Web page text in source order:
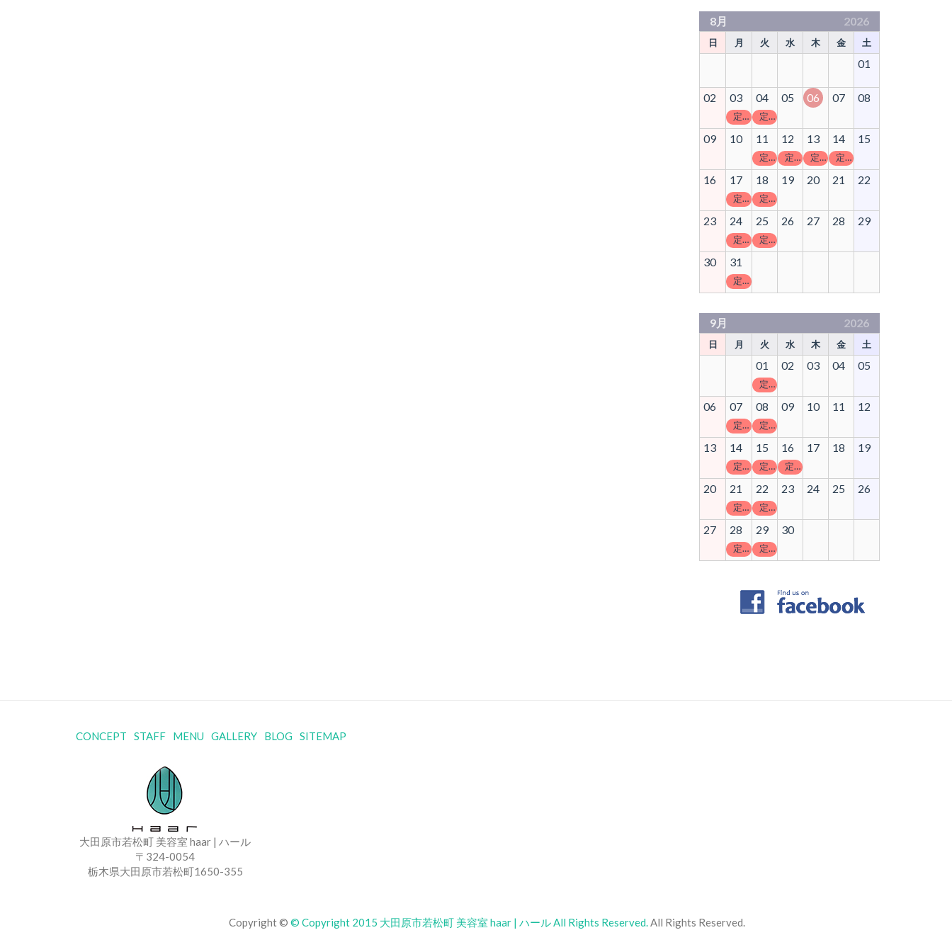
8月 2026
日 月 火 水 木 金 土
01
02 03
定休日
04
定休日
05 06 07 08
09 10 11
定休日
12
定休日
13
定休日
14
定休日
15
16 17
定休日
18
定休日
19 20 21 22
23 24
定休日
25
定休日
26 27 28 29
30 31
定休日
9月 2026
日 月 火 水 木 金 土
01
定休日
02 03 04 05
06 07
定休日
08
定休日
09 10 11 12
13 14
定休日
15
定休日
16
定休日
17 18 19
20 21
定休日
22
定休日
23 24 25 26
27 28
定休日
29
定休日
30
CONCEPT STAFF MENU GALLERY BLOG SITEMAP
大田原市若松町 美容室 haar | ハール
〒324-0054
栃木県大田原市若松町1650-355
Copyright © © Copyright 2015 大田原市若松町 美容室 haar | ハール All Rights Reserved.All Rights Reserved.